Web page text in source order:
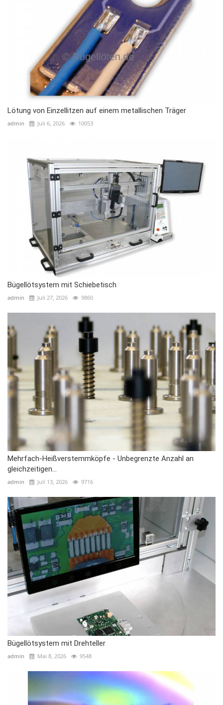
Lötung von Einzellitzen auf einem metallischen Träger
admin Juli 6, 2026 10053
Bügellötsystem mit Schiebetisch
admin Juli 27, 2026 9860
Mehrfach-Heißverstemmköpfe - Unbegrenzte Anzahl an
gleichzeitigen...
admin Juli 13, 2026 9716
Bügellötsystem mit Drehteller
admin Mai 8, 2026 9548